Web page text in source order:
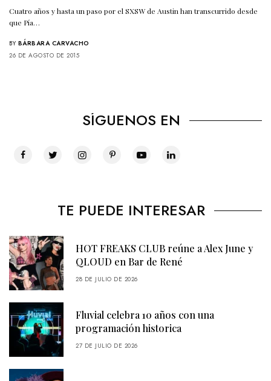
Cuatro años y hasta un paso por el SXSW de Austin han transcurrido desde
que Pía…
BY BÁRBARA CARVACHO
26 DE AGOSTO DE 2015
SÍGUENOS EN
TE PUEDE INTERESAR
HOT FREAKS CLUB reúne a Alex June y
QLOUD en Bar de René
28 DE JULIO DE 2026
Fluvial celebra 10 años con una
programación historica
27 DE JULIO DE 2026